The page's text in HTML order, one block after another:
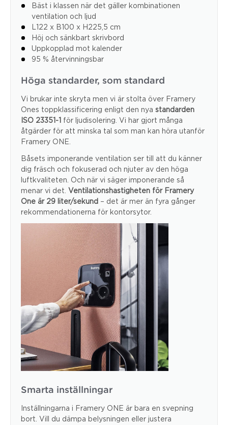
Bäst i klassen när det gäller kombinationen
ventilation och ljud
L122 x B100 x H225,5 cm
Höj och sänkbart skrivbord
Uppkopplad mot kalender
95 % återvinningsbar
Höga standarder, som standard
Vi brukar inte skryta men vi är stolta över Framery
Ones toppklassificering enligt den nya standarden
ISO 23351-1 för ljudisolering. Vi har gjort många
åtgärder för att minska tal som man kan höra utanför
Framery ONE.
Båsets imponerande ventilation ser till att du känner
dig fräsch och fokuserad och njuter av den höga
luftkvaliteten. Och när vi säger imponerande så
menar vi det. Ventilationshastigheten för Framery
One är 29 liter/sekund – det är mer än fyra gånger
rekommendationerna för kontorsytor.
Smarta inställningar
Inställningarna i Framery ONE är bara en svepning
bort. Vill du dämpa belysningen eller justera